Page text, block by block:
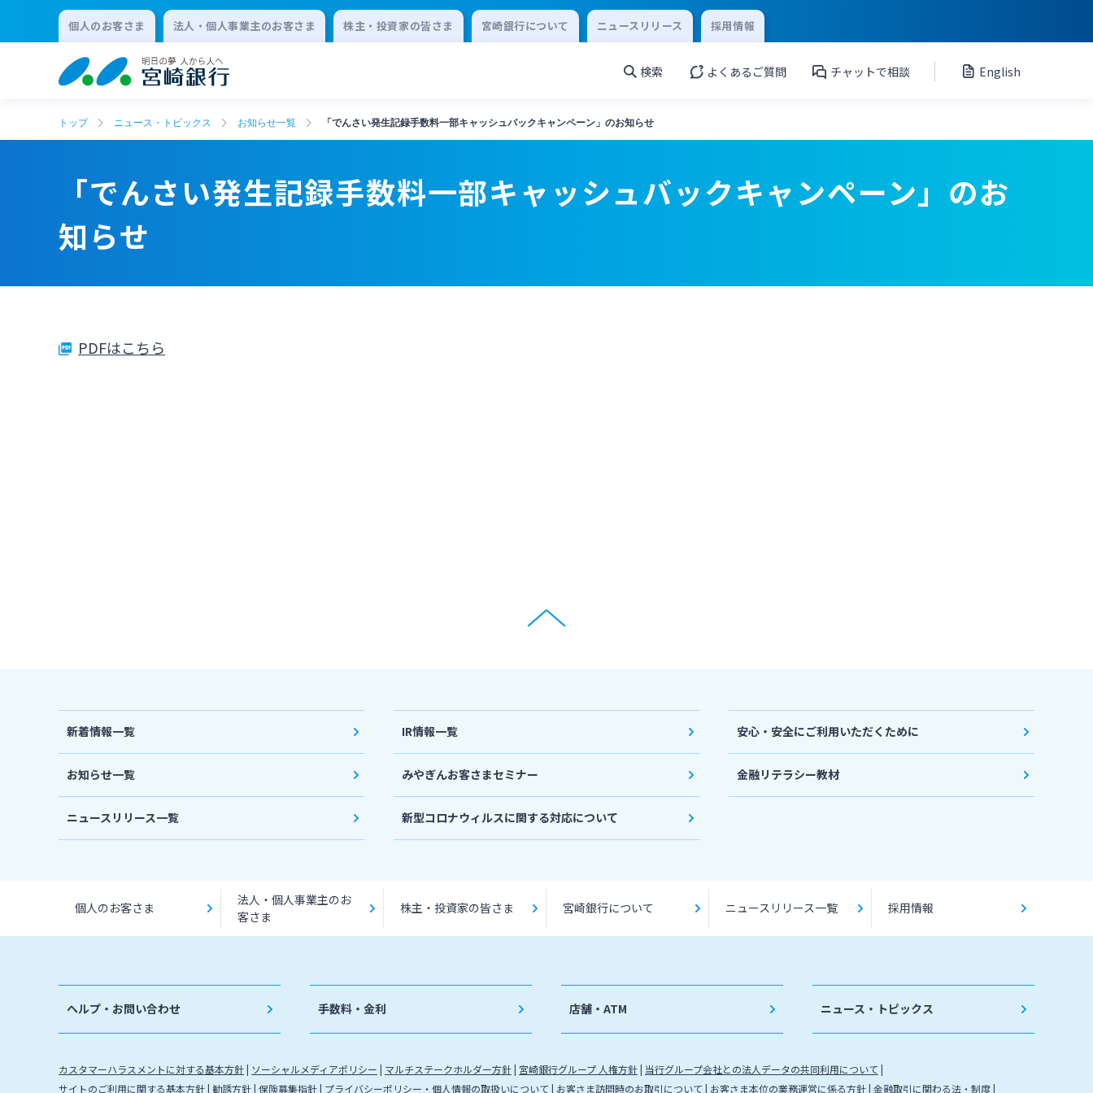
個人のお客さま 法人・個人事業主のお客さま 株主・投資家の皆さま 宮崎銀行について ニュースリリース 採用情報
検索 よくあるご質問 チャットで相談 English
トップ ニュース・トピックス お知らせ一覧 「でんさい発生記録手数料一部キャッシュバックキャンペーン」のお知らせ
「でんさい発生記録手数料一部キャッシュバックキャンペーン」のお
知らせ
PDFはこちら
新着情報一覧
お知らせ一覧
ニュースリリース一覧
IR情報一覧
みやぎんお客さまセミナー
新型コロナウィルスに関する対応について
安心・安全にご利用いただくために
金融リテラシー教材
個人のお客さま
法人・個人事業主のお
客さま
株主・投資家の皆さま 宮崎銀行について ニュースリリース一覧 採用情報
ヘルプ・お問い合わせ 手数料・金利 店舗・ATM ニュース・トピックス
カスタマーハラスメントに対する基本方針 ソーシャルメディアポリシー マルチステークホルダー方針 宮崎銀行グループ 人権方針 当行グループ会社との法人データの共同利用について
サイトのご利用に関する基本方針 勧誘方針 保険募集指針 プライバシーポリシー・個人情報の取扱いについて お客さま訪問時のお取引について お客さま本位の業務運営に係る方針 金融取引に関わる法・制度